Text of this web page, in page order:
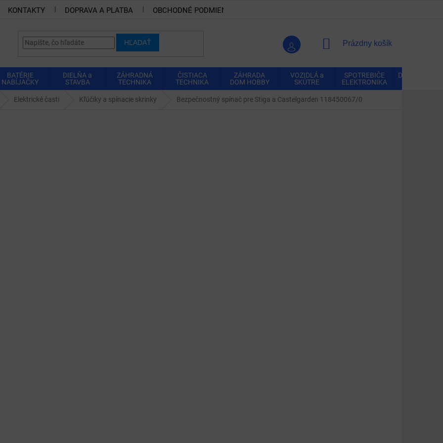
KONTAKTY DOPRAVA A PLATBA OBCHODNÉ PODMIENKY
HĽADAŤ
NÁKUPNÝ
Prázdny košík
BATÉRIE
NABÍJAČKY
DIELŇA a
STAVBA
ZÁHRADNÁ
TECHNIKA
ČISTIACA
TECHNIKA
ZÁHRADA
DOM HOBBY
VOZIDLÁ a
SKÚTRE
SPOTREBIČE
ELEKTRONIKA
DOMÁCNOSŤ
Elektrické časti Kľúčiky a spínacie skrinky Bezpečnostný spínač pre Stiga a Castelgarden 118450067/0